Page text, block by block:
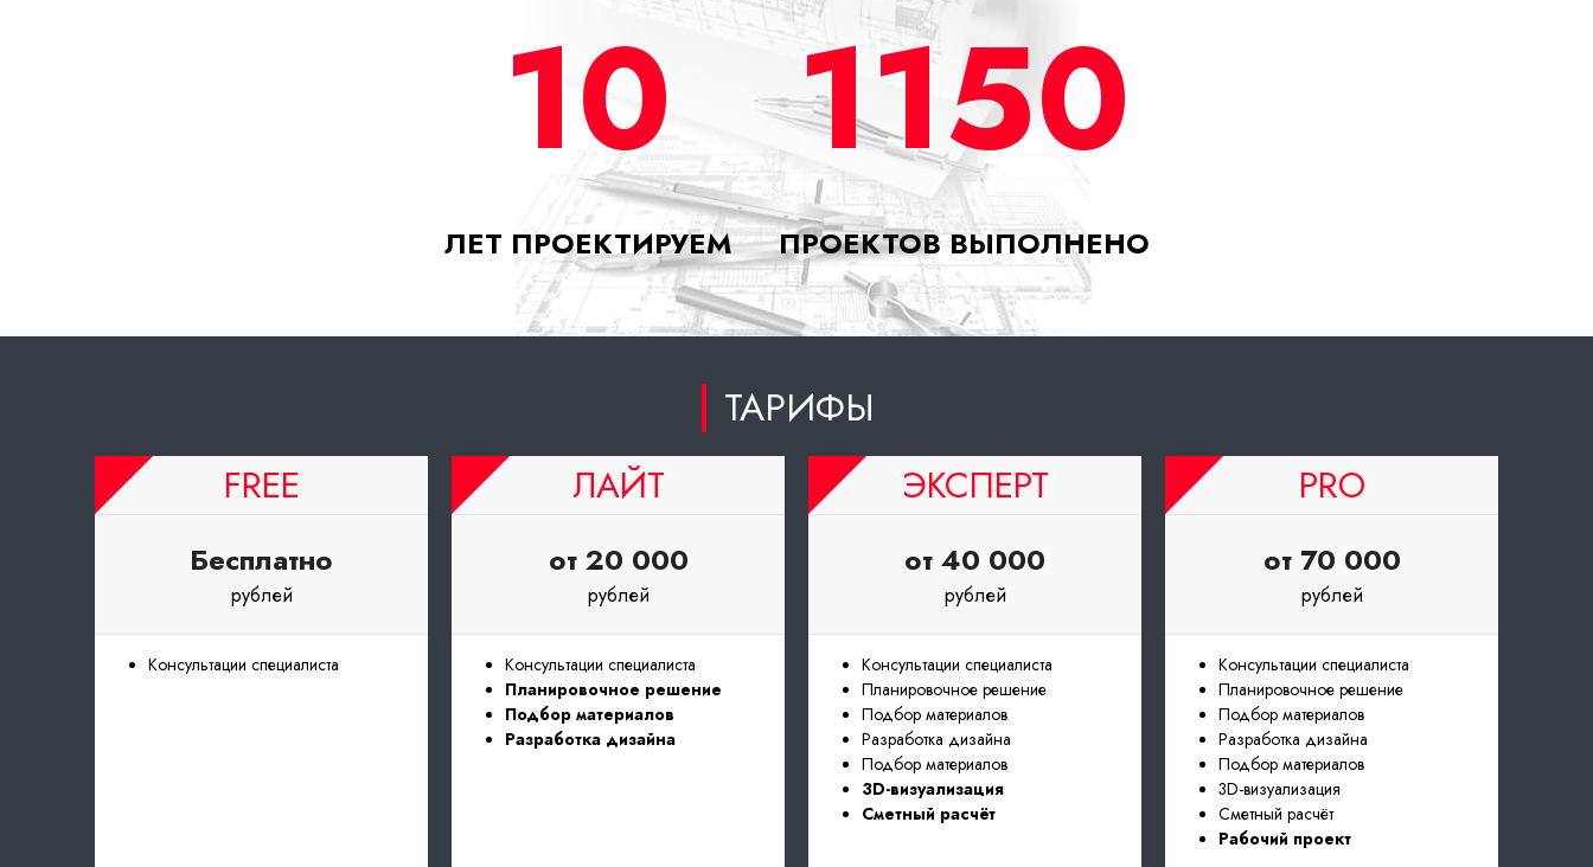
10
ЛЕТ ПРОЕКТИРУЕМ
1150
ПРОЕКТОВ ВЫПОЛНЕНО
ТАРИФЫ
FREE
Бесплатно
рублей
Консультации специалиста
ЛАЙТ
от 20 000
рублей
Консультации специалиста
Планировочное решение
Подбор материалов
Разработка дизайна
ЭКСПЕРТ
от 40 000
рублей
Консультации специалиста
Планировочное решение
Подбор материалов
Разработка дизайна
Подбор материалов
3D-визуализация
Сметный расчёт
PRO
от 70 000
рублей
Консультации специалиста
Планировочное решение
Подбор материалов
Разработка дизайна
Подбор материалов
3D-визуализация
Сметный расчёт
Рабочий проект